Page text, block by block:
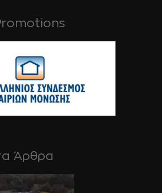
Άρθρα